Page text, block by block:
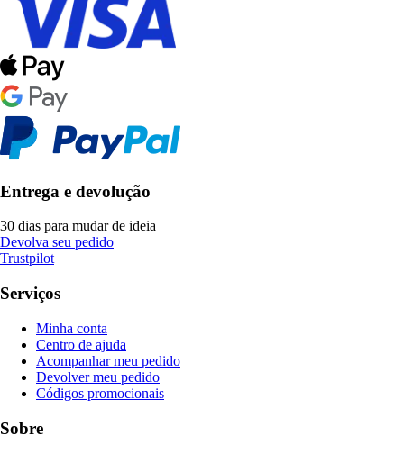
Entrega e devolução
30 dias para mudar de ideia
Devolva seu pedido
Trustpilot
Serviços
Minha conta
Centro de ajuda
Acompanhar meu pedido
Devolver meu pedido
Códigos promocionais
Sobre